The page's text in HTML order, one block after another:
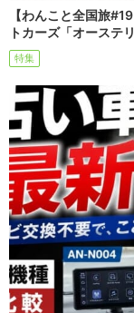
【わんこと全国旅
トカーズ「オーステ
特集